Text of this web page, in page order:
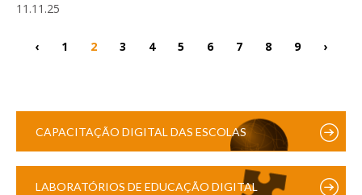
11.11.25
‹ 1 2 3 4 5 6 7 8 9 ›
CAPACITAÇÃO DIGITAL DAS ESCOLAS
LABORATÓRIOS DE EDUCAÇÃO DIGITAL